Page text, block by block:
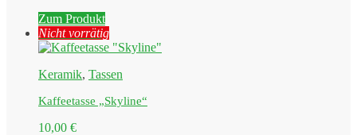
Zum Produkt
Nicht vorrätig
Keramik, Tassen
Kaffeetasse „Skyline“
10,00 €